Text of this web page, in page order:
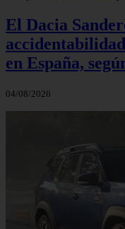
El Dacia
en España,
04/08/2026